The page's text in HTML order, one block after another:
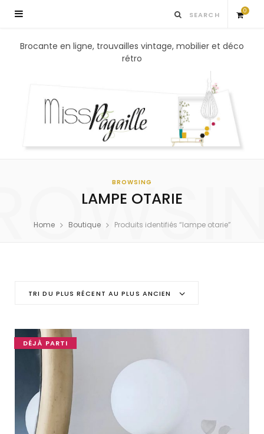
0
S
p
Brocante en ligne, trouvailles vintage, mobilier et déco
rétro
BROWSING
LAMPE OTARIE
Home Boutique Produits identifiés “lampe otarie”
TRI DU PLUS RÉCENT AU PLUS ANCIEN
DÉJÀ PARTI